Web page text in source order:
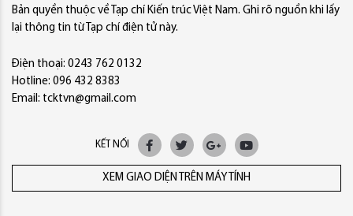
Bản quyền thuộc về Tạp chí Kiến trúc Việt Nam. Ghi rõ nguồn khi lấy
lại thông tin từ Tạp chí điện tử này.
Điện thoại: 0243 762 0132
Hotline: 096 432 8383
Email: tcktvn@gmail.com
KẾT NỐI
XEM GIAO DIỆN TRÊN MÁY TÍNH